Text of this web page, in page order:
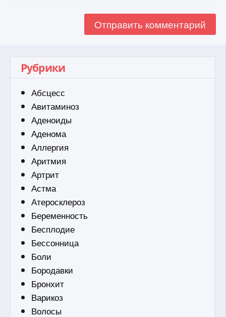
Рубрики
Абсцесс
Авитаминоз
Аденоиды
Аденома
Аллергия
Аритмия
Артрит
Астма
Атеросклероз
Беременность
Бесплодие
Бессонница
Боли
Бородавки
Бронхит
Варикоз
Волосы